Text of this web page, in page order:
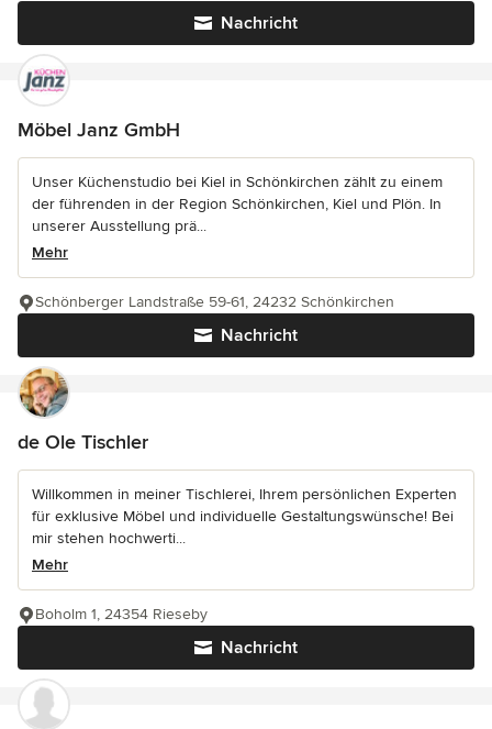
Nachricht
Möbel Janz GmbH
Unser Küchenstudio bei Kiel in Schönkirchen zählt zu einem
der führenden in der Region Schönkirchen, Kiel und Plön. In
unserer Ausstellung prä...
Mehr
Nachricht
Schönberger Landstraße 59-61, 24232 Schönkirchen
de Ole Tischler
Willkommen in meiner Tischlerei, Ihrem persönlichen Experten
für exklusive Möbel und individuelle Gestaltungswünsche! Bei
mir stehen hochwerti...
Mehr
Nachricht
Boholm 1, 24354 Rieseby